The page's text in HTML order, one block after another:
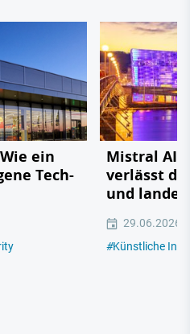
ein
Tech-
Mistral AI:
verlässt
und landet
29.06.2026
#Künstliche